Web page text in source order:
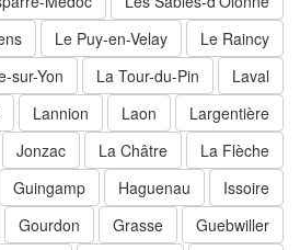
Le Raincy
Le Puy-en-Velay
Laval
La Tour-du-Pin
sur-Yon
Largentière
Laon
Lannion
La Flèche
La Châtre
Jonzac
Issoire
Haguenau
Guingamp
Guebwiller
Grasse
Gourdon